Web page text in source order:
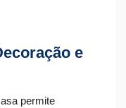
e
permite